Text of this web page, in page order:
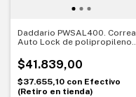
Daddario PWSAL400. Correa
Auto Lock de polipropileno
Seguridad y comodidad
$41.839,00
$37.655,10 con Efectivo
(Retiro en tienda)